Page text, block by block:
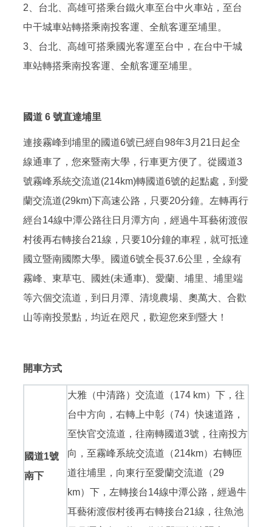
2、台北、高雄可搭乘台鐵火車至台中火車站，至台
中干城車站轉搭乘南投客運、全航客運至埔里。
3、台北、高雄可搭乘國光客運至台中，在台中干城
車站轉搭乘南投客運、全航客運至埔里。
國道 6 號直達埔里
連接霧峰到埔里的國道6號已經自98年3月21日起全
線通車了，您來暨南大學，行車更方便了。從國道3
號霧峰系統交流道(214km)轉國道6號的起點處，到愛
蘭交流道(29km)下高速公路，只要20分鐘。左轉再行
經台14線中潭公路往日月潭方向，經過牛耳藝術渡假
村後再右轉接台21線，只要10分鐘的車程，就可抵達
國立暨南國際大學。國道6號全長37.6公里，全線有
霧峰、東草屯、國姓(未通車)、愛蘭、埔里、埔里端
等六個交流道，到日月潭、清境農場、奧萬大、合歡
山等南投景點，均近在咫尺，歡迎您來到暨大！
開車方式
國道1號
南下
大雅（中清路）交流道（174 km）下，往
台中方向，右轉上中彰（74）快速道路，
至快官交流道，往南轉國道3號，往南投方
向，至霧峰系統交流道（214km）右轉匝
道往埔里，向東行至愛蘭交流道（29
km）下，左轉接台14線中潭公路，經過牛
耳藝術渡假村後再右轉接台21線，往魚池